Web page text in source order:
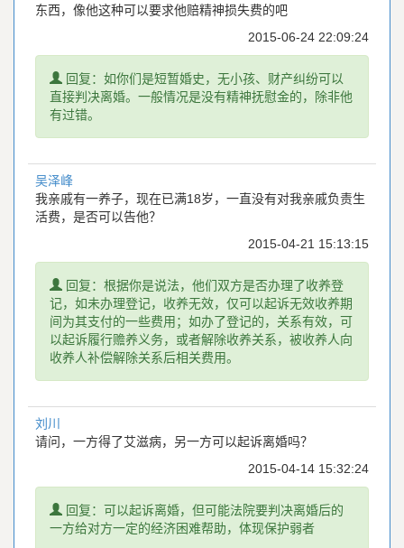
东西，像他这种可以要求他赔精神损失费的吧
2015-06-24 22:09:24
提
示
回复：如你们是短暂婚史，无小孩、财产纠纷可以
直接判决离婚。一般情况是没有精神抚慰金的，除非他
有过错。
吴泽峰
我亲戚有一养子，现在已满18岁，一直没有对我亲戚负责生
活费，是否可以告他？
2015-04-21 15:13:15
提
示
回复：根据你是说法，他们双方是否办理了收养登
记，如未办理登记，收养无效，仅可以起诉无效收养期
间为其支付的一些费用；如办了登记的，关系有效，可
以起诉履行赡养义务，或者解除收养关系，被收养人向
收养人补偿解除关系后相关费用。
刘川
请问，一方得了艾滋病，另一方可以起诉离婚吗？
2015-04-14 15:32:24
提
示
回复：可以起诉离婚，但可能法院要判决离婚后的
一方给对方一定的经济困难帮助，体现保护弱者